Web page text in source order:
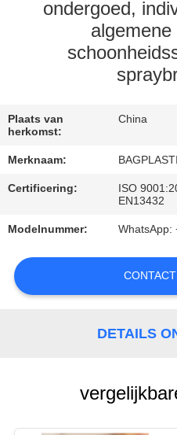
SITEMAP
PRIVACYBELEID
ondergoed,
Plaats van
herkomst:
China
Merknaam:
Certificering:
ISO
EN13432
Modelnummer: WhatsApp:
DETAILS